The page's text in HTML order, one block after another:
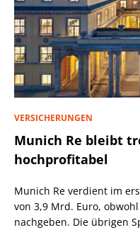
VERSICHERUNGEN
Munich Re bleibt
hochprofitabel
Munich Re verdient im
von 3,9 Mrd. Euro,
nachgeben. Die übrigen